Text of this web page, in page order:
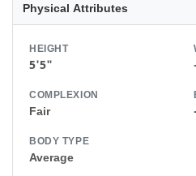
Physical Attributes
HEIGHT
5'5"
COMPLEXION
Fair
BODY TYPE
Average